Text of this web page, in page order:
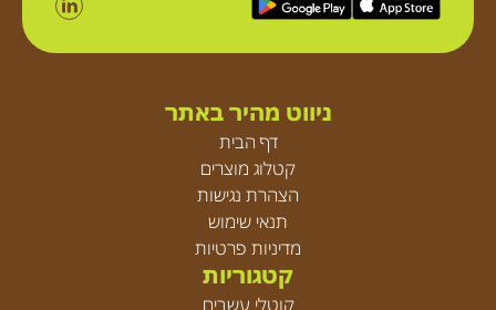
ניווט מהיר באתר
דף הבית
קטלוג מוצרים
הצהרת נגישות
תנאי שימוש
מדיניות פרטיות
קטגוריות
קוטלי עשבים